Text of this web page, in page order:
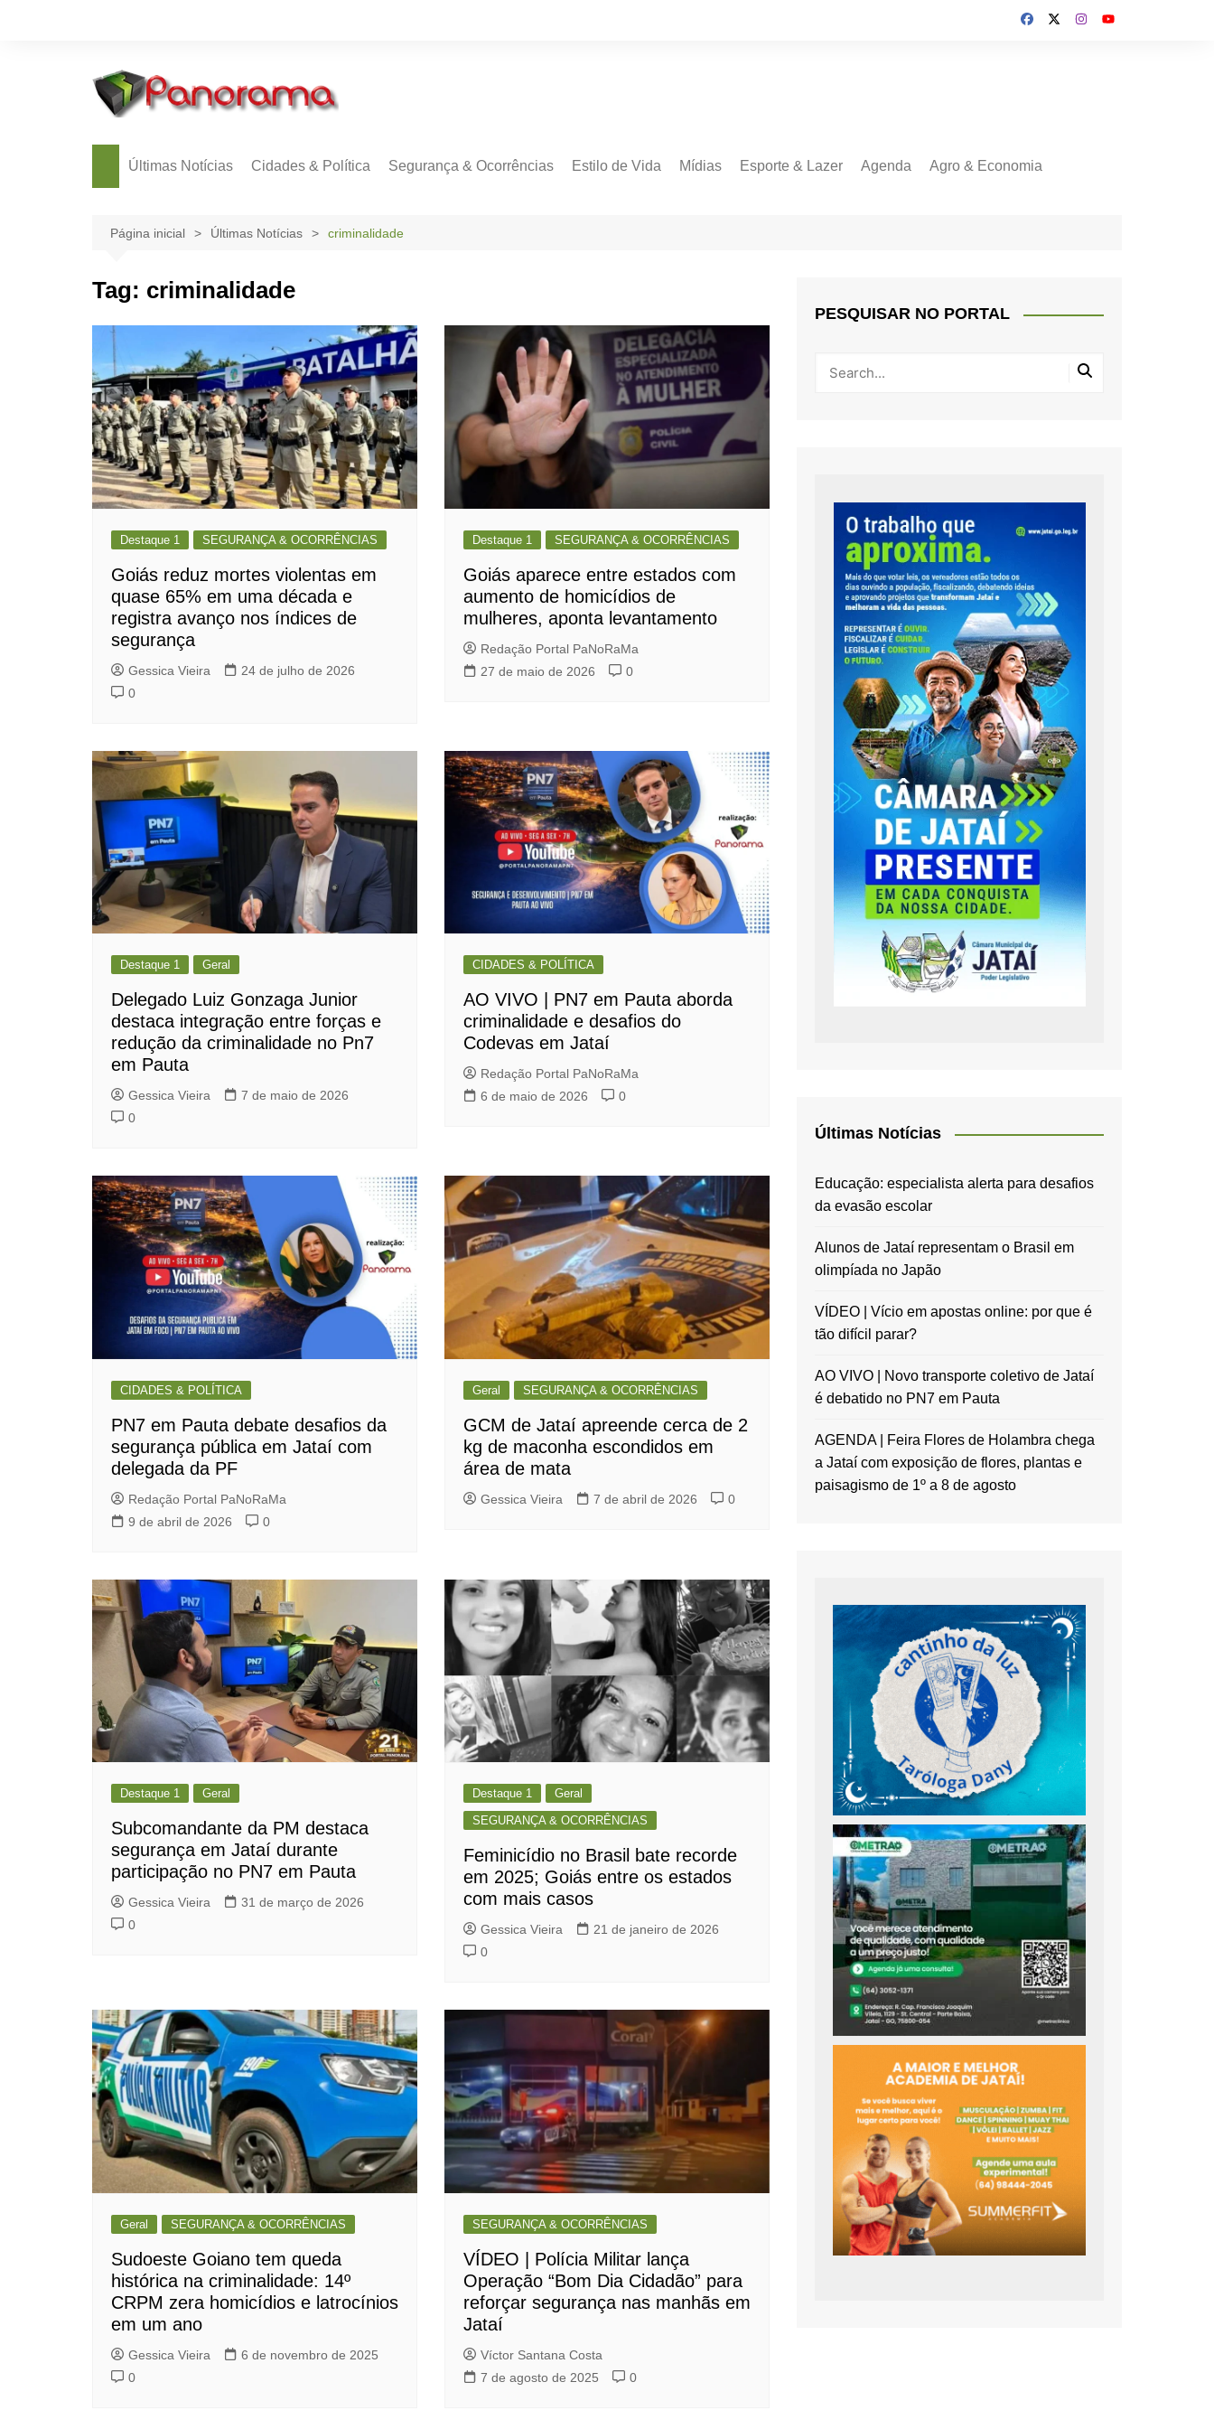
Últimas Notícias Cidades & Política Segurança & Ocorrências Estilo de Vida Mídias Esporte & Lazer Agenda Agro & Economia
Página inicial Últimas Notícias criminalidade
Tag: criminalidade
Destaque 1 SEGURANÇA & OCORRÊNCIAS
Goiás reduz mortes violentas em
quase 65% em uma década e
registra avanço nos índices de
segurança
Gessica Vieira
24 de julho de 2026
0
Destaque 1 SEGURANÇA & OCORRÊNCIAS
Goiás aparece entre estados com
aumento de homicídios de
mulheres, aponta levantamento
Redação Portal PaNoRaMa
27 de maio de 2026
0
Destaque 1 Geral
Delegado Luiz Gonzaga Junior
destaca integração entre forças e
redução da criminalidade no Pn7
em Pauta
Gessica Vieira
7 de maio de 2026
0
CIDADES & POLÍTICA
AO VIVO | PN7 em Pauta aborda
criminalidade e desafios do
Codevas em Jataí
Redação Portal PaNoRaMa
6 de maio de 2026
0
CIDADES & POLÍTICA
PN7 em Pauta debate desafios da
segurança pública em Jataí com
delegada da PF
Redação Portal PaNoRaMa
9 de abril de 2026
0
Geral SEGURANÇA & OCORRÊNCIAS
GCM de Jataí apreende cerca de 2
kg de maconha escondidos em
área de mata
Gessica Vieira 7 de abril de 2026 0
Destaque 1 Geral
Subcomandante da PM destaca
segurança em Jataí durante
participação no PN7 em Pauta
Gessica Vieira
31 de março de 2026
0
Destaque 1
Geral
SEGURANÇA & OCORRÊNCIAS
Feminicídio no Brasil bate recorde
em 2025; Goiás entre os estados
com mais casos
Gessica Vieira
21 de janeiro de 2026
0
Geral SEGURANÇA & OCORRÊNCIAS
Sudoeste Goiano tem queda
histórica na criminalidade: 14º
CRPM zera homicídios e latrocínios
em um ano
Gessica Vieira
6 de novembro de 2025
0
SEGURANÇA & OCORRÊNCIAS
VÍDEO | Polícia Militar lança
Operação “Bom Dia Cidadão” para
reforçar segurança nas manhãs em
Jataí
Víctor Santana Costa
7 de agosto de 2025
0
PESQUISAR NO PORTAL
Últimas Notícias
Educação: especialista alerta para desafios
da evasão escolar
Alunos de Jataí representam o Brasil em
olimpíada no Japão
VÍDEO | Vício em apostas online: por que é
tão difícil parar?
AO VIVO | Novo transporte coletivo de Jataí
é debatido no PN7 em Pauta
AGENDA | Feira Flores de Holambra chega
a Jataí com exposição de flores, plantas e
paisagismo de 1º a 8 de agosto